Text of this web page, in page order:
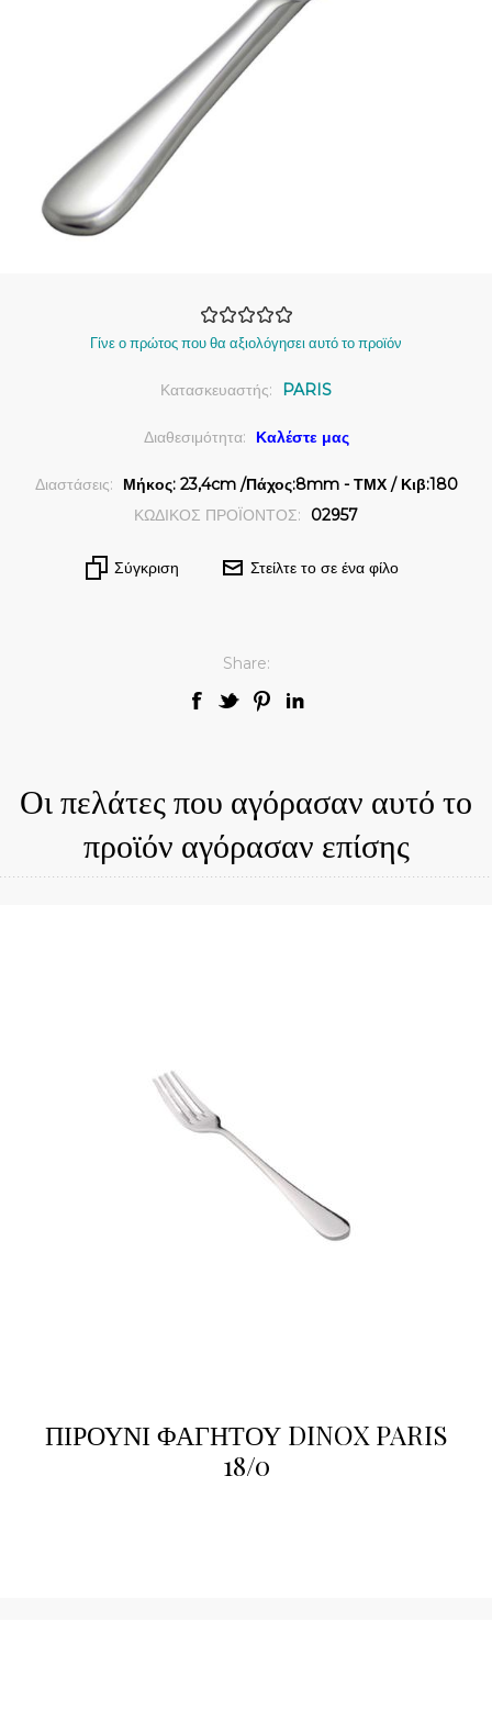
Γίνε ο πρώτος που θα αξιολόγησει αυτό το προϊόν
Κατασκευαστής: PARIS
Διαθεσιμότητα: Καλέστε μας
Διαστάσεις:
Μήκος: 23,4cm /Πάχος:8mm - ΤΜΧ / Κιβ:180
ΚΩΔΙΚΟΣ ΠΡΟΪΟΝΤΟΣ:
02957
Σύγκριση Στείλτε το σε ένα φίλο
Share:
Οι πελάτες που αγόρασαν αυτό το
προϊόν αγόρασαν επίσης
ΠΙΡΟΥΝΙ ΦΑΓΗΤΟΥ DINOX PARIS
18/0